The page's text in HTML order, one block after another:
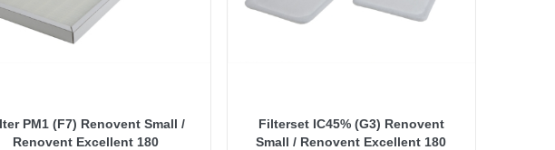
PM1 (F7) Renovent Small /
Renovent Excellent 180
Filterset IC45% (G3) Renovent
Small / Renovent Excellent 180